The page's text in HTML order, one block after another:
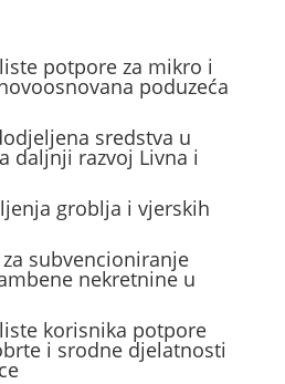
potpore za mikro i
poduzeća
sredstva u
daljnji razvoj Livna i
groblja i vjerskih
subvencioniranje
nekretnine u
korisnika potpore
i srodne djelatnosti